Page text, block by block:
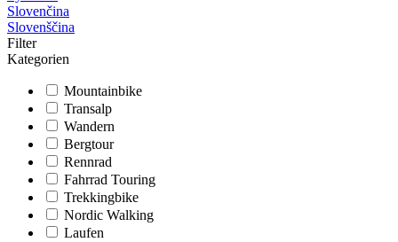
Slovenčina
Slovenščina
Filter
Kategorien
Mountainbike
Transalp
Wandern
Bergtour
Rennrad
Fahrrad Touring
Trekkingbike
Nordic Walking
Laufen